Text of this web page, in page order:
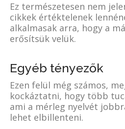
Ez természetesen nem
cikkek értéktelenek
alkalmasak arra, hogy a
erősítsük velük.
Egyéb tényezők
Ezen felül még számos,
kockáztatni, hogy több
ami a mérleg nyelvét
lehet elbillenteni.